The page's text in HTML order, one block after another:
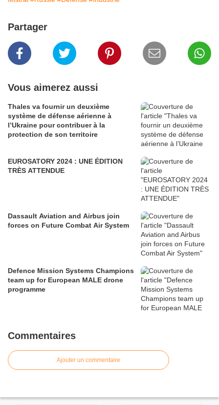
Partager
Vous aimerez aussi
Thales va fournir un deuxième
système de défense aérienne à
l’Ukraine pour contribuer à la
protection de son territoire
EUROSATORY 2024 : UNE ÉDITION
TRÈS ATTENDUE
Dassault Aviation and Airbus join
forces on Future Combat Air System
Defence Mission Systems Champions
team up for European MALE drone
programme
Commentaires
Ajouter un commentaire